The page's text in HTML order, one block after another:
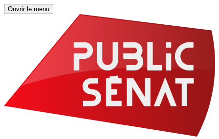
Ouvrir le menu